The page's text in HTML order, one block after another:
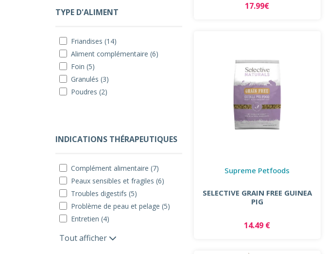
TYPE D'ALIMENT
Friandises (14)
Aliment complémentaire (6)
Foin (5)
Granulés (3)
Poudres (2)
INDICATIONS THÉRAPEUTIQUES
Complément alimentaire (7)
Peaux sensibles et fragiles (6)
Troubles digestifs (5)
Problème de peau et pelage (5)
Entretien (4)
Tout afficher
17.99€
Supreme Petfoods
SELECTIVE GRAIN FREE GUINEA
PIG
14.49 €